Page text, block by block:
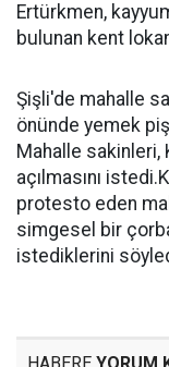
Ertürkmen,
bulunan kent
Şişli'de mahalle
önünde yemek
Mahalle sakinleri,
açılmasını
protesto eden
simgesel bir
istediklerini